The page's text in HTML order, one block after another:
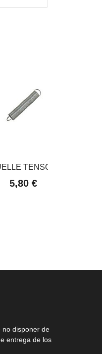
TENSOR
5,80 €
no disponer de
entrega de los